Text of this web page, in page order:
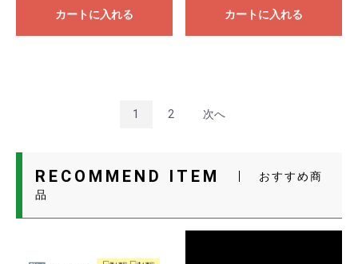
カートに入れる カートに入れる
1 2 次へ
RECOMMEND ITEM
おすすめ商
品